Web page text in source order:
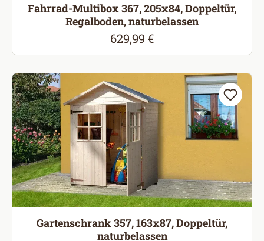
Fahrrad-Multibox 367, 205x84, Doppeltür,
Regalboden, naturbelassen
Regulärer Preis:
629,99 €
Gartenschrank 357, 163x87, Doppeltür,
naturbelassen